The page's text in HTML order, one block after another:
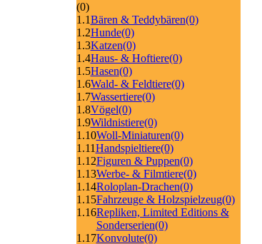
(0)
1.1Bären & Teddybären(0)
1.2Hunde(0)
1.3Katzen(0)
1.4Haus- & Hoftiere(0)
1.5Hasen(0)
1.6Wald- & Feldtiere(0)
1.7Wassertiere(0)
1.8Vögel(0)
1.9Wildnistiere(0)
1.10Woll-Miniaturen(0)
1.11Handspieltiere(0)
1.12Figuren & Puppen(0)
1.13Werbe- & Filmtiere(0)
1.14Roloplan-Drachen(0)
1.15Fahrzeuge & Holzspielzeug(0)
1.16Repliken, Limited Editions &
Sonderserien(0)
1.17Konvolute(0)